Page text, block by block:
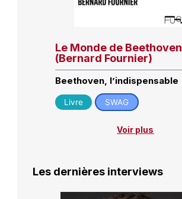
Le Monde de Beethoven
(Bernard Fournier)
Beethoven, l’indispensable
Livre SWAG
Voir plus
Les dernières interviews